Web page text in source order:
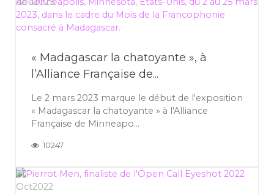
« Madagascar la chatoyante », à
l’Alliance Française de...
Le 2 mars 2023 marque le début de l'exposition
« Madagascar la chatoyante » à l'Alliance
Française de Minneapo...
10247
31
Oct2022